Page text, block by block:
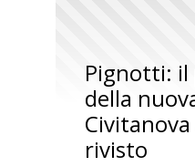
Pignotti:
della
rivisto